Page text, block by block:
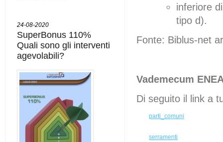
24-08-2020
SuperBonus 110%
Quali sono gli interventi
agevolabili?
inferiore
tipo d).
Fonte: Biblus-net
Vademecum
Di seguito il link a
parti_comuni
serramenti